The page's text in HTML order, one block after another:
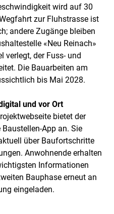
wird auf 30
zur Fluhstrasse ist
andere Zugänge bleiben
«Neu Reinach»
verlegt, der Fuss- und
Die Bauarbeiten am
bis Mai 2028.
und vor Ort
bietet der
App an. Sie
über Baufortschritte
Anwohnende erhalten
Informationen
Bauphase erneut an
eingeladen.